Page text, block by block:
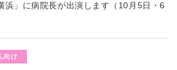
浜」に病院長が出演します（10月5日・6
向け